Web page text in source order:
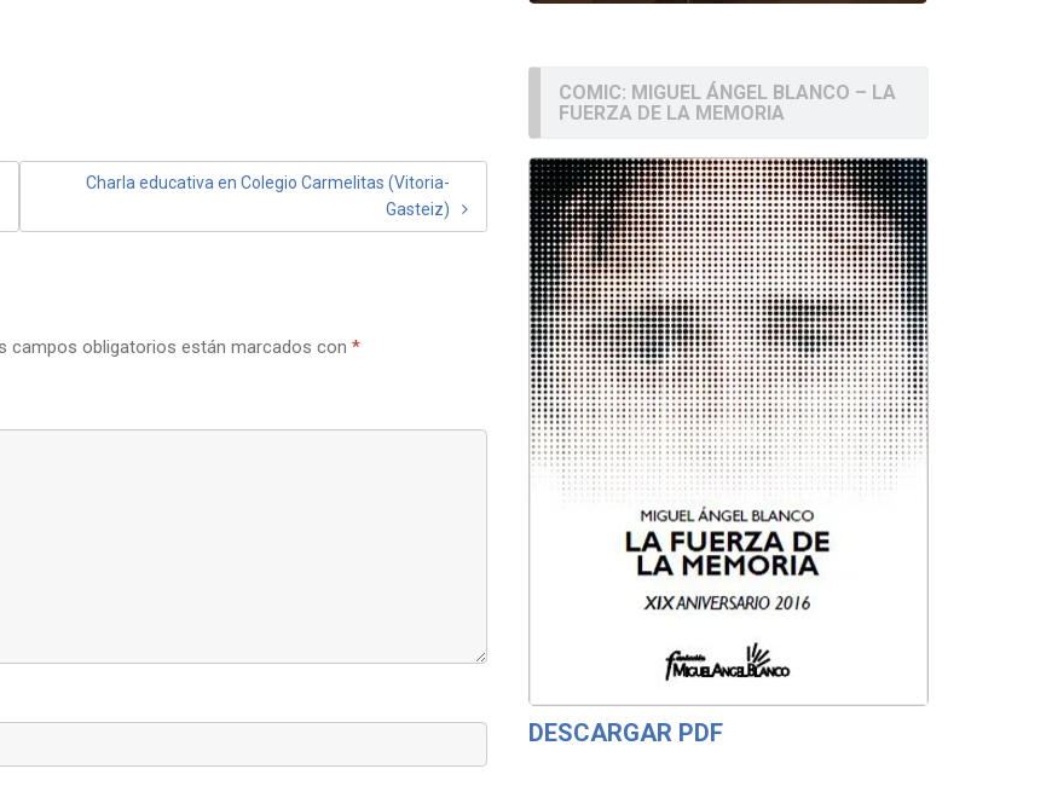
Charla educativa en Colegio Carmelitas (Vitoria-
Gasteiz)
campos obligatorios están marcados con *
COMIC: MIGUEL ÁNGEL BLANCO – LA
FUERZA DE LA MEMORIA
DESCARGAR PDF